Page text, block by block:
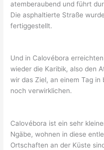
atemberaubend und führt
Die asphaltierte Straße
fertiggestellt.
Und in Calovébora
wieder die Karibik, also den
wir das Ziel, an einem Tag in
noch verwirklichen.
Calovébora ist ein sehr
Ngäbe, wohnen in diese
Ortschaften an der Küste